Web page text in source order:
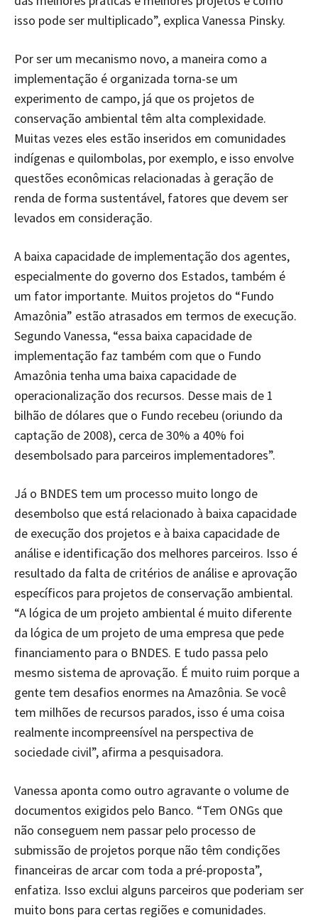
isso pode ser multiplicado”, explica Vanessa Pinsky.
Por ser um mecanismo novo, a maneira como a
implementação é organizada torna-se um
experimento de campo, já que os projetos de
conservação ambiental têm alta complexidade.
Muitas vezes eles estão inseridos em comunidades
indígenas e quilombolas, por exemplo, e isso envolve
questões econômicas relacionadas à geração de
renda de forma sustentável, fatores que devem ser
levados em consideração.
A baixa capacidade de implementação dos agentes,
especialmente do governo dos Estados, também é
um fator importante. Muitos projetos do “Fundo
Amazônia” estão atrasados em termos de execução.
Segundo Vanessa, “essa baixa capacidade de
implementação faz também com que o Fundo
Amazônia tenha uma baixa capacidade de
operacionalização dos recursos. Desse mais de 1
bilhão de dólares que o Fundo recebeu (oriundo da
captação de 2008), cerca de 30% a 40% foi
desembolsado para parceiros implementadores”.
Já o BNDES tem um processo muito longo de
desembolso que está relacionado à baixa capacidade
de execução dos projetos e à baixa capacidade de
análise e identificação dos melhores parceiros. Isso é
resultado da falta de critérios de análise e aprovação
específicos para projetos de conservação ambiental.
“A lógica de um projeto ambiental é muito diferente
da lógica de um projeto de uma empresa que pede
financiamento para o BNDES. E tudo passa pelo
mesmo sistema de aprovação. É muito ruim porque a
gente tem desafios enormes na Amazônia. Se você
tem milhões de recursos parados, isso é uma coisa
realmente incompreensível na perspectiva de
sociedade civil”, afirma a pesquisadora.
Vanessa aponta como outro agravante o volume de
documentos exigidos pelo Banco. “Tem ONGs que
não conseguem nem passar pelo processo de
submissão de projetos porque não têm condições
financeiras de arcar com toda a pré-proposta”,
enfatiza. Isso exclui alguns parceiros que poderiam ser
muito bons para certas regiões e comunidades.